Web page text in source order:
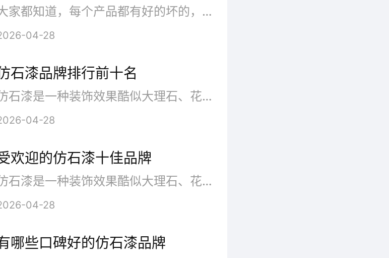
。
大家都知道，每个产品都有好的坏的，同样的，仿石漆也分好坏，大品牌的产品有口皆碑，不论是样式还是品质都得到了市场的检验，那么仿石漆有哪些好牌子呢?只有选择了好的品牌才能使用的好，在这里就为大家介绍仿石漆十佳品牌排名。
04-28
石漆品牌排行前十名
仿石漆是一种装饰效果酷似大理石、花岗石的厚质外墙装饰涂料，主要采用各种颜色的天然石粉配制而成，多用于制造建筑外墙的仿石效果。品牌是一种承诺，它表达了企业的历史、规模、生产能力和用户口碑，好的品牌，其产品质量自然不会差到哪里，而且还拥有良好的售后服务。那么仿石漆有哪些好品牌呢?这里精心为您推荐十个仿石漆品牌，他们产品质量很好，款式也多样，相信总有一款适合您。
04-28
欢迎的仿石漆十佳品牌
仿石漆是一种装饰效果酷似大理石、花岗石的厚质外墙装饰涂料。主要采用各种颜色的天然石粉配制而成，多用于制造建筑外墙的仿石效果，因此又称液态石。
04-28
哪些口碑好的仿石漆品牌